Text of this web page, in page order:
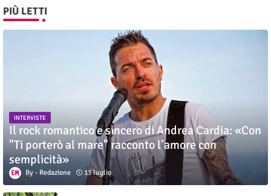
PIÙ LETTI
INTERVISTE
Il rock romantico e sincero di Andrea Cardia: «Con
"Ti porterò al mare" racconto l’amore con
semplicità»
Redazione 13 luglio